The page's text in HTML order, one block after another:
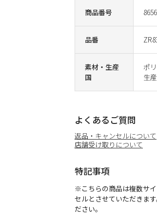
商品番号
品番
素材・生産
国
ポ
生
よくあるご質問
返品・キャンセルについて
店舗受け取りについて
特記事項
※こちらの商品は複数サ
セルとさせていただきま
ださい。